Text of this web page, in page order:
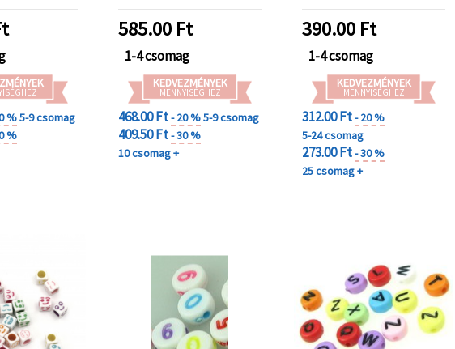
%5-9 csomag
%
585.00 Ft
1-4 csomag
KEDVEZMÉNYEK
MENNYISÉGHEZ
468.00 Ft- 20 %5-9 csomag
409.50 Ft- 30 %
10 csomag +
390.00 Ft
1-4 csomag
KEDVEZMÉNYEK
MENNYISÉGHEZ
312.00 Ft- 20 %
5-24 csomag
273.00 Ft- 30 %
25 csomag +